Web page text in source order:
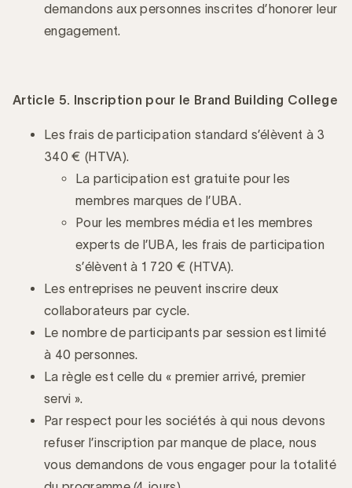
demandons aux personnes inscrites d’honorer leur
engagement.
Article 5. Inscription pour le Brand Building College
Les frais de participation standard s’élèvent à 3
340 € (HTVA).
La participation est gratuite pour les
membres marques de l’UBA.
Pour les membres média et les membres
experts de l’UBA, les frais de participation
s’élèvent à 1 720 € (HTVA).
Les entreprises ne peuvent inscrire deux
collaborateurs par cycle.
Le nombre de participants par session est limité
à 40 personnes.
La règle est celle du « premier arrivé, premier
servi ».
Par respect pour les sociétés à qui nous devons
refuser l’inscription par manque de place, nous
vous demandons de vous engager pour la totalité